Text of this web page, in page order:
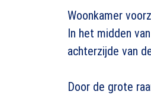
Woonkamer
In het midden
achterzijde van
Door de grote